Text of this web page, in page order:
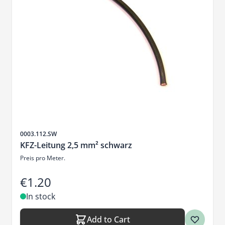
Sku
0003.112.SW
KFZ-Leitung 2,5 mm² schwarz
Preis pro Meter.
€1.20
In stock
Add to Cart